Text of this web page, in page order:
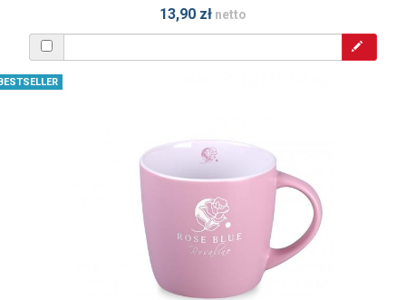
13,90 zł netto